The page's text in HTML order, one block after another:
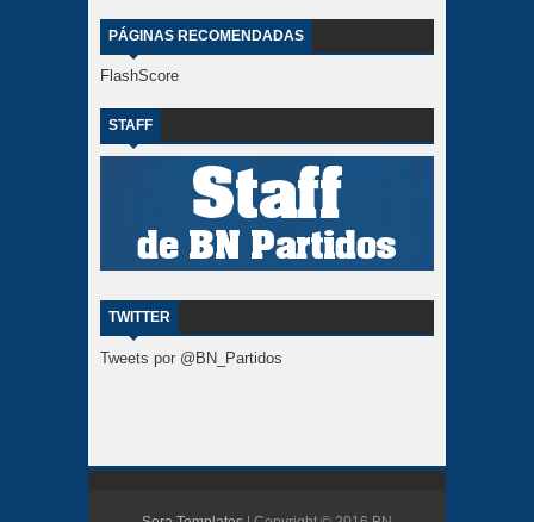
PÁGINAS RECOMENDADAS
FlashScore
STAFF
TWITTER
Tweets por @BN_Partidos